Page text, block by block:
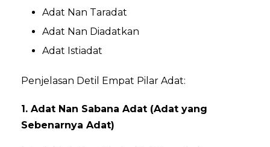
Adat Nan Taradat
Adat Nan Diadatkan
Adat Istiadat
Penjelasan Detil Empat Pilar Adat:
1. Adat Nan Sabana Adat (Adat yang
Sebenarnya Adat)